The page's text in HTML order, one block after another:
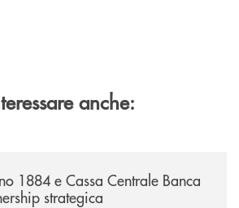
anche:
1884 e Cassa Centrale Banca
strategica